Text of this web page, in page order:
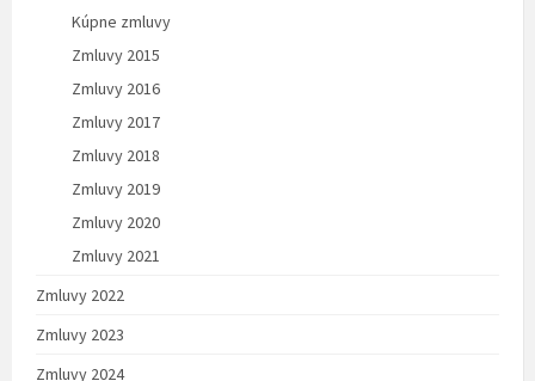
Kúpne zmluvy
Zmluvy 2015
Zmluvy 2016
Zmluvy 2017
Zmluvy 2018
Zmluvy 2019
Zmluvy 2020
Zmluvy 2021
Zmluvy 2022
Zmluvy 2023
Zmluvy 2024